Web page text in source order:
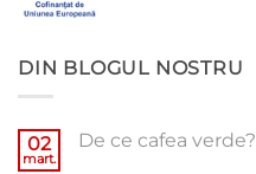
DIN BLOGUL NOSTRU
02
mart.
De ce cafea verde?